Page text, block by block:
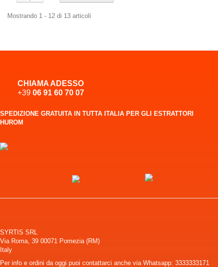
Mostrando 1 - 12 di 13 articoli
CHIAMA ADESSO
+39 06 91 60 70 07
SPEDIZIONE GRATUITA IN TUTTA ITALIA PER GLI ESTRATTORI
HUROM
SYRTIS SRL
Via Roma, 39 00071 Pomezia (RM)
Italy
Per info e ordini da oggi puoi contattarci anche via Whatsapp: 3333333171